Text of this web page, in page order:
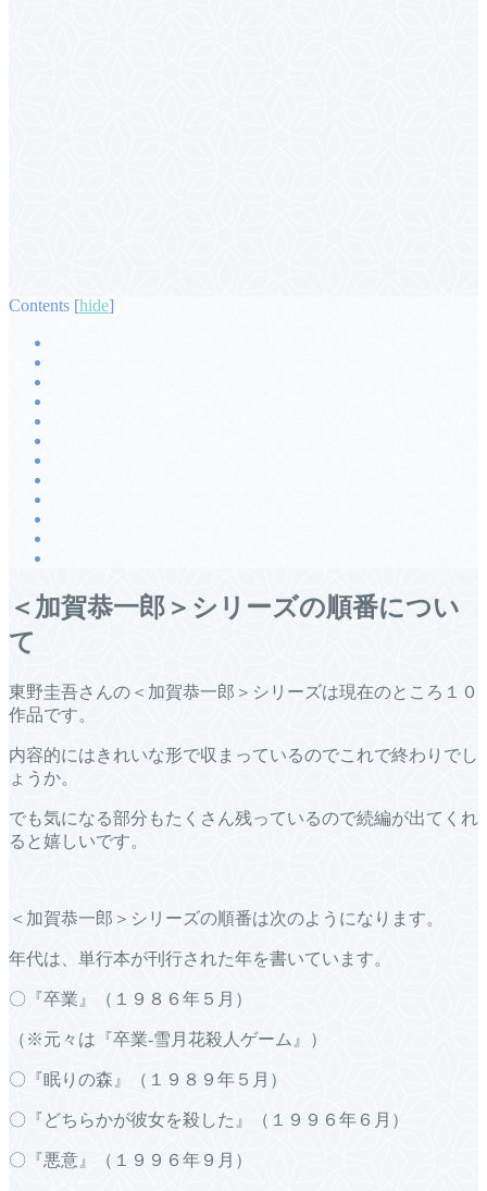
Contents [hide]
＜加賀恭一郎＞シリーズの順番につい
て
東野圭吾さんの＜加賀恭一郎＞シリーズは現在のところ１０
作品です。
内容的にはきれいな形で収まっているのでこれで終わりでし
ょうか。
でも気になる部分もたくさん残っているので続編が出てくれ
ると嬉しいです。
＜加賀恭一郎＞シリーズの順番は次のようになります。
年代は、単行本が刊行された年を書いています。
〇『卒業』（１９８６年５月）
（※元々は『卒業-雪月花殺人ゲーム』）
〇『眠りの森』（１９８９年５月）
〇『どちらかが彼女を殺した』（１９９６年６月）
〇『悪意』（１９９６年９月）